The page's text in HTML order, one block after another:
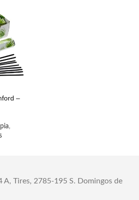
–
,
A, Tires, 2785-195 S. Domingos de